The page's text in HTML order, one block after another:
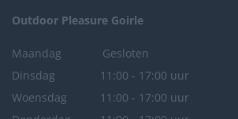
Outdoor Pleasure Goirle
Maandag
Gesloten
Dinsdag
11:00 - 17:00 uur
Woensdag
11:00 - 17:00 uur